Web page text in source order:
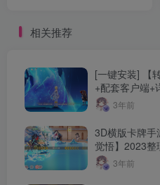
搭建教程
相关推荐
[一键安装] 【
+配套客户端+
文件3年前
3D横版卡牌手
觉悟】2023整
对接+安卓苹
+代理后台
3年前